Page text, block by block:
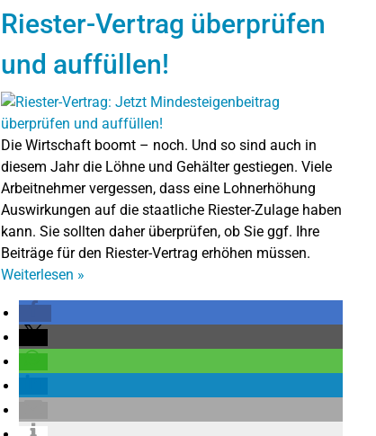
Riester-Vertrag überprüfen
und auffüllen!
Die Wirtschaft boomt – noch. Und so sind auch in
diesem Jahr die Löhne und Gehälter gestiegen. Viele
Arbeitnehmer vergessen, dass eine Lohnerhöhung
Auswirkungen auf die staatliche Riester-Zulage haben
kann. Sie sollten daher überprüfen, ob Sie ggf. Ihre
Beiträge für den Riester-Vertrag erhöhen müssen.
Weiterlesen »